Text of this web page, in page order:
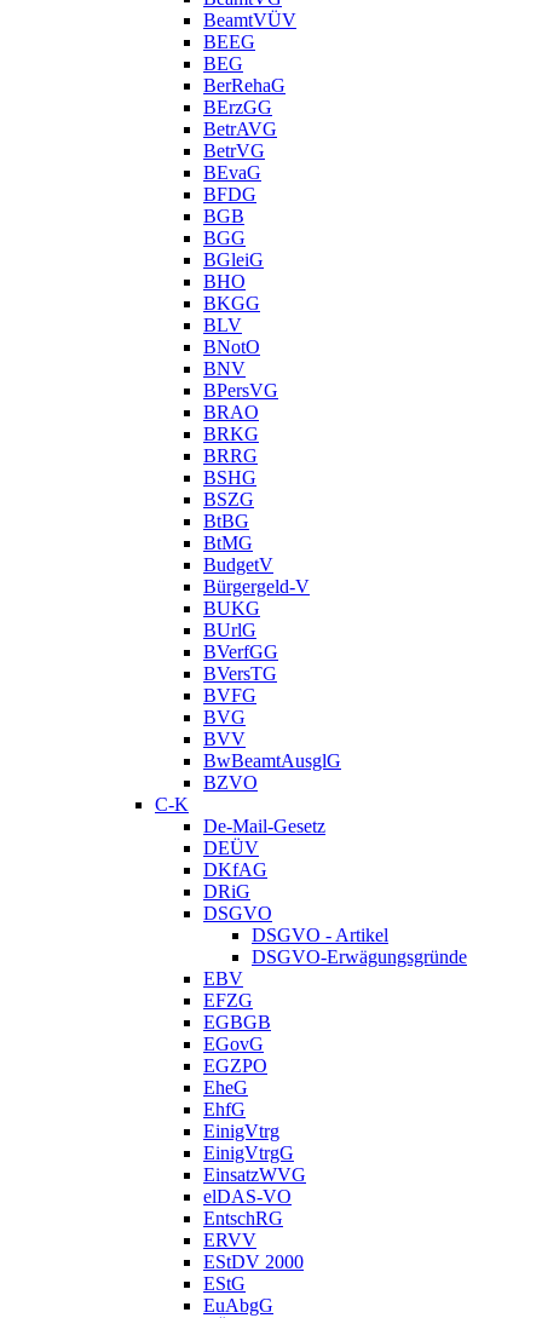
BeamtVÜV
BEEG
BEG
BerRehaG
BErzGG
BetrAVG
BetrVG
BEvaG
BFDG
BGB
BGG
BGleiG
BHO
BKGG
BLV
BNotO
BNV
BPersVG
BRAO
BRKG
BRRG
BSHG
BSZG
BtBG
BtMG
BudgetV
Bürgergeld-V
BUKG
BUrlG
BVerfGG
BVersTG
BVFG
BVG
BVV
BwBeamtAusglG
BZVO
C-K
De-Mail-Gesetz
DEÜV
DKfAG
DRiG
DSGVO
DSGVO - Artikel
DSGVO-Erwägungsgründe
EBV
EFZG
EGBGB
EGovG
EGZPO
EheG
EhfG
EinigVtrg
EinigVtrgG
EinsatzWVG
elDAS-VO
EntschRG
ERVV
EStDV 2000
EStG
EuAbgG